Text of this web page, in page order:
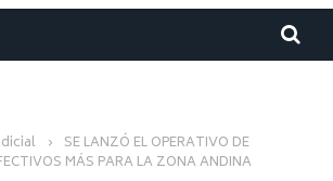
› SE LANZÓ EL OPERATIVO DE
MÁS PARA LA ZONA ANDINA